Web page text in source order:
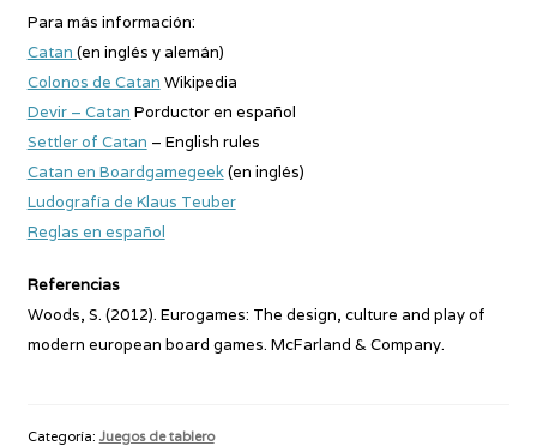
Para más información:
Catan (en inglés y alemán)
Colonos de Catan Wikipedia
Devir – Catan Porductor en español
Settler of Catan – English rules
Catan en Boardgamegeek(en inglés)
Ludografía de Klaus Teuber
Reglas en español
Referencias
Woods, S. (2012). Eurogames: The design, culture and play of
modern european board games. McFarland & Company.
Categoría: Juegos de tablero